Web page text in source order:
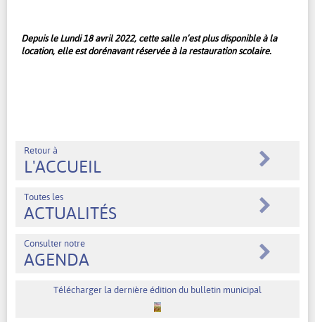
Depuis le Lundi 18 avril 2022, cette salle n’est plus disponible à la
location, elle est dorénavant réservée à la restauration scolaire.
Retour à
L'ACCUEIL
Toutes les
ACTUALITÉS
Consulter notre
AGENDA
Télécharger la dernière édition du bulletin municipal